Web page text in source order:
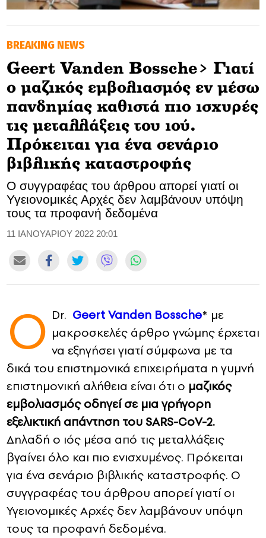
SOOZIE’S FRIENDS
CULTURE
TASTELAND
TECH
HEALTH
MEDIALAND
DRIVE
SPORTS
DIA Y NOCHE
ADVERTISE
ΒREAKING NEWS
Geert Vanden Bossche> Γιατί
ο μαζικός εμβολιασμός εν μέσω
πανδημίας καθιστά πιο ισχυρές
τις μεταλλάξεις του ιού.
Πρόκειται για ένα σενάριο
βιβλικής καταστροφής
Ο συγγραφέας του άρθρου απορεί γιατί οι
Υγειονομικές Αρχές δεν λαμβάνουν υπόψη
τους τα προφανή δεδομένα
11 ΙΑΝΟΥΑΡΙΟΥ 2022 20:01
Ο Dr. Geert Vanden Bossche* με
μακροσκελές άρθρο γνώμης έρχεται
να εξηγήσει γιατί σύμφωνα με τα
δικά του επιστημονικά επιχειρήματα η γυμνή
επιστημονική αλήθεια είναι ότι ο μαζικός
εμβολιασμός οδηγεί σε μια γρήγορη
εξελικτική απάντηση του SARS-CoV-2.
Δηλαδή ο ιός μέσα από τις μεταλλάξεις
βγαίνει όλο και πιο ενισχυμένος. Πρόκειται
για ένα σενάριο βιβλικής καταστροφής. Ο
συγγραφέας του άρθρου απορεί γιατί οι
Υγειονομικές Αρχές δεν λαμβάνουν υπόψη
τους τα προφανή δεδομένα.